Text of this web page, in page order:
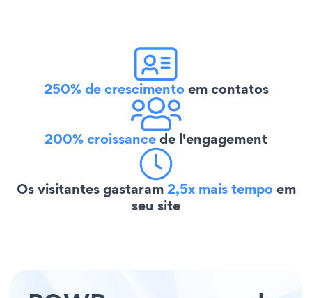
250% de crescimentoem contatos
200% croissancede l'engagement
Os visitantes gastaram2,5x mais tempoem
seu site